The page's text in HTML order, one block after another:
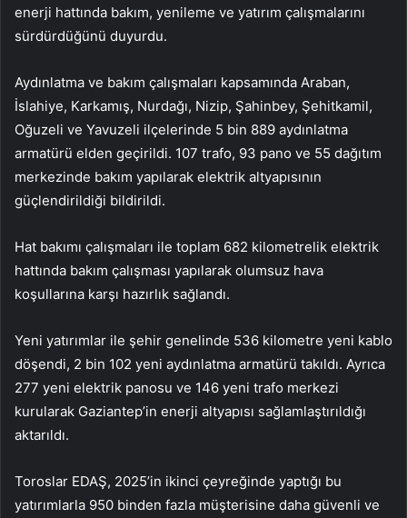
enerji hattında bakım, yenileme ve yatırım çalışmalarını
sürdürdüğünü duyurdu.
Aydınlatma ve bakım çalışmaları kapsamında Araban,
İslahiye, Karkamış, Nurdağı, Nizip, Şahinbey, Şehitkamil,
Oğuzeli ve Yavuzeli ilçelerinde 5 bin 889 aydınlatma
armatürü elden geçirildi. 107 trafo, 93 pano ve 55 dağıtım
merkezinde bakım yapılarak elektrik altyapısının
güçlendirildiği bildirildi.
Hat bakımı çalışmaları ile toplam 682 kilometrelik elektrik
hattında bakım çalışması yapılarak olumsuz hava
koşullarına karşı hazırlık sağlandı.
Yeni yatırımlar ile şehir genelinde 536 kilometre yeni kablo
döşendi, 2 bin 102 yeni aydınlatma armatürü takıldı. Ayrıca
277 yeni elektrik panosu ve 146 yeni trafo merkezi
kurularak Gaziantep’in enerji altyapısı sağlamlaştırıldığı
aktarıldı.
Toroslar EDAŞ, 2025’in ikinci çeyreğinde yaptığı bu
yatırımlarla 950 binden fazla müşterisine daha güvenli ve